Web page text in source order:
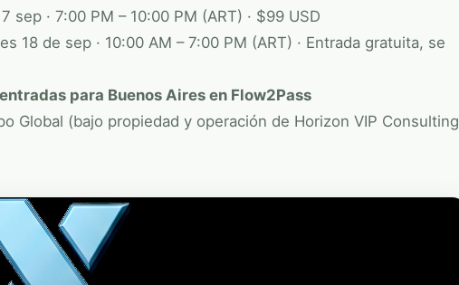
sep · 7:00 PM – 10:00 PM (ART) · $99 USD
18 de sep · 10:00 AM – 7:00 PM (ART) · Entrada gratuita, se
para Buenos Aires en Flow2Pass
Global (bajo propiedad y operación de Horizon VIP Consulting